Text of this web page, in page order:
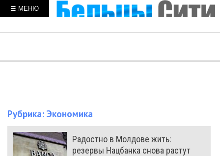
☰ МЕНЮ
Рубрика: Экономика
Радостно в Молдове жить:
резервы Нацбанка снова растут